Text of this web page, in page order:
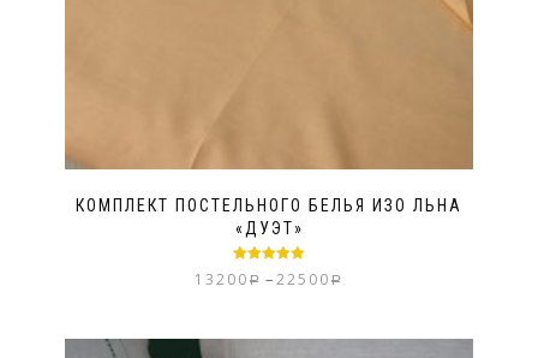
КОМПЛЕКТ ПОСТЕЛЬНОГО БЕЛЬЯ ИЗО ЛЬНА
«ДУЭТ»
Оценка5.00
из 5
13200 Р –22500 Р